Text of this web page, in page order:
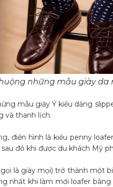
những mẫu giày da
mẫu giày Ý kiểu dáng
và thanh lịch.
điển hình là kiểu penny
đó khi được du khách Mỹ
là giày mọi) trở thành một
nhất khi làm mới loafer